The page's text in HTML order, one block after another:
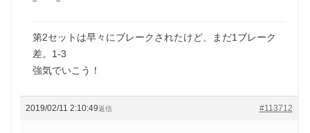
第2セットは早々にブレークされたけど、まだ1ブレーク
差。1-3
強気でいこう！
2019/02/11 2:10:49 #113712
返信